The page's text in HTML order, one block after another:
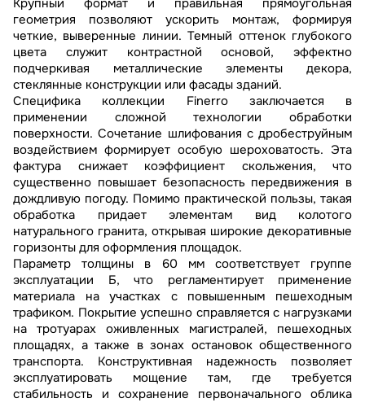
Крупный формат и правильная прямоугольная
геометрия позволяют ускорить монтаж, формируя
четкие, выверенные линии. Темный оттенок глубокого
цвета служит контрастной основой, эффектно
подчеркивая металлические элементы декора,
стеклянные конструкции или фасады зданий.
Специфика коллекции Finerro заключается в
применении сложной технологии обработки
поверхности. Сочетание шлифования с дробеструйным
воздействием формирует особую шероховатость. Эта
фактура снижает коэффициент скольжения, что
существенно повышает безопасность передвижения в
дождливую погоду. Помимо практической пользы, такая
обработка придает элементам вид колотого
натурального гранита, открывая широкие декоративные
горизонты для оформления площадок.
Параметр толщины в 60 мм соответствует группе
эксплуатации Б, что регламентирует применение
материала на участках с повышенным пешеходным
трафиком. Покрытие успешно справляется с нагрузками
на тротуарах оживленных магистралей, пешеходных
площадях, а также в зонах остановок общественного
транспорта. Конструктивная надежность позволяет
эксплуатировать мощение там, где требуется
стабильность и сохранение первоначального облика